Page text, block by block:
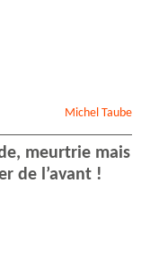
Michel Taube
meurtrie mais
de l’avant !